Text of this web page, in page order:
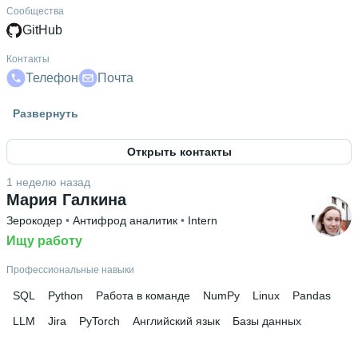
Сообщества
GitHub
Контакты
Телефон Почта
Гражданство
Высшее образование
ТУСУР
Дополнительное образование
Цифровая Кафедра ТУСУР
Развернуть
Открыть контакты
Мария Галкина
1 неделю назад
Зерокодер • Антифрод аналитик • Intern
Ищу работу
Профессиональные навыки
SQL Python Работа в команде NumPy Linux
Pandas
LLM
Jira PyTorch Английский язык
Базы данных